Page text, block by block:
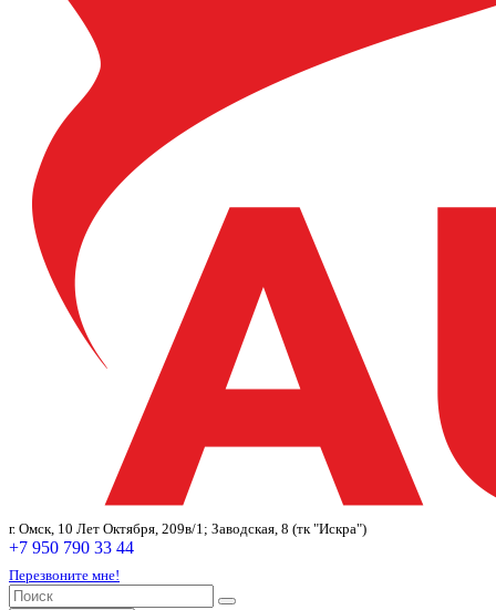
г. Омск, 10 Лет Октября, 209в/1; Заводская, 8 (тк "Искра")
+7 950 790 33 44
Перезвоните мне!